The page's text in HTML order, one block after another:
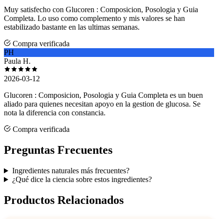
Muy satisfecho con Glucoren : Composicion, Posologia y Guia
Completa. Lo uso como complemento y mis valores se han
estabilizado bastante en las ultimas semanas.
Compra verificada
PH
Paula H.
2026-03-12
Glucoren : Composicion, Posologia y Guia Completa es un buen
aliado para quienes necesitan apoyo en la gestion de glucosa. Se
nota la diferencia con constancia.
Compra verificada
Preguntas Frecuentes
Ingredientes naturales más frecuentes?
¿Qué dice la ciencia sobre estos ingredientes?
Productos Relacionados